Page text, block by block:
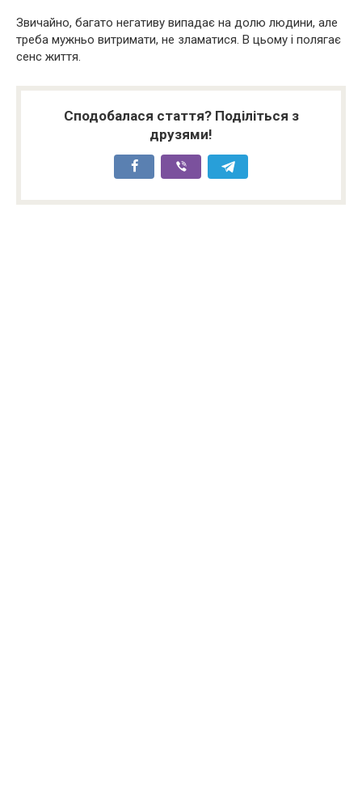
Звичайно, багато негативу випадає на долю людини, але
треба мужньо витримати, не зламатися. В цьому і полягає
сенс життя.
Сподобалася стаття? Поділіться з
друзями!